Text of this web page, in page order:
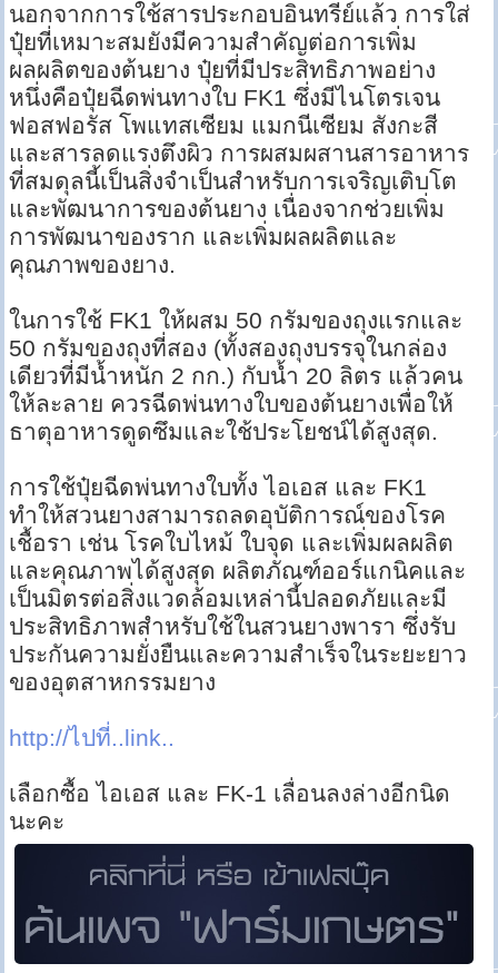
นอกจากการใช้สารประกอบอินทรีย์แล้ว การใส่
ปุ๋ยที่เหมาะสมยังมีความสำคัญต่อการเพิ่ม
ผลผลิตของต้นยาง ปุ๋ยที่มีประสิทธิภาพอย่าง
หนึ่งคือปุ๋ยฉีดพ่นทางใบ FK1 ซึ่งมีไนโตรเจน
ฟอสฟอรัส โพแทสเซียม แมกนีเซียม สังกะสี
และสารลดแรงตึงผิว การผสมผสานสารอาหาร
ที่สมดุลนี้เป็นสิ่งจำเป็นสำหรับการเจริญเติบโต
และพัฒนาการของต้นยาง เนื่องจากช่วยเพิ่ม
การพัฒนาของราก และเพิ่มผลผลิตและ
คุณภาพของยาง.
ในการใช้ FK1 ให้ผสม 50 กรัมของถุงแรกและ
50 กรัมของถุงที่สอง (ทั้งสองถุงบรรจุในกล่อง
เดียวที่มีน้ำหนัก 2 กก.) กับน้ำ 20 ลิตร แล้วคน
ให้ละลาย ควรฉีดพ่นทางใบของต้นยางเพื่อให้
ธาตุอาหารดูดซึมและใช้ประโยชน์ได้สูงสุด.
การใช้ปุ๋ยฉีดพ่นทางใบทั้ง ไอเอส และ FK1
ทำให้สวนยางสามารถลดอุบัติการณ์ของโรค
เชื้อรา เช่น โรคใบไหม้ ใบจุด และเพิ่มผลผลิต
และคุณภาพได้สูงสุด ผลิตภัณฑ์ออร์แกนิคและ
เป็นมิตรต่อสิ่งแวดล้อมเหล่านี้ปลอดภัยและมี
ประสิทธิภาพสำหรับใช้ในสวนยางพารา ซึ่งรับ
ประกันความยั่งยืนและความสำเร็จในระยะยาว
ของอุตสาหกรรมยาง
http://ไปที่..link..
เลือกซื้อ ไอเอส และ FK-1 เลื่อนลงล่างอีกนิด
นะคะ